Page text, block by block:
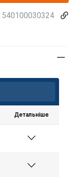
540100030324
Детальніше